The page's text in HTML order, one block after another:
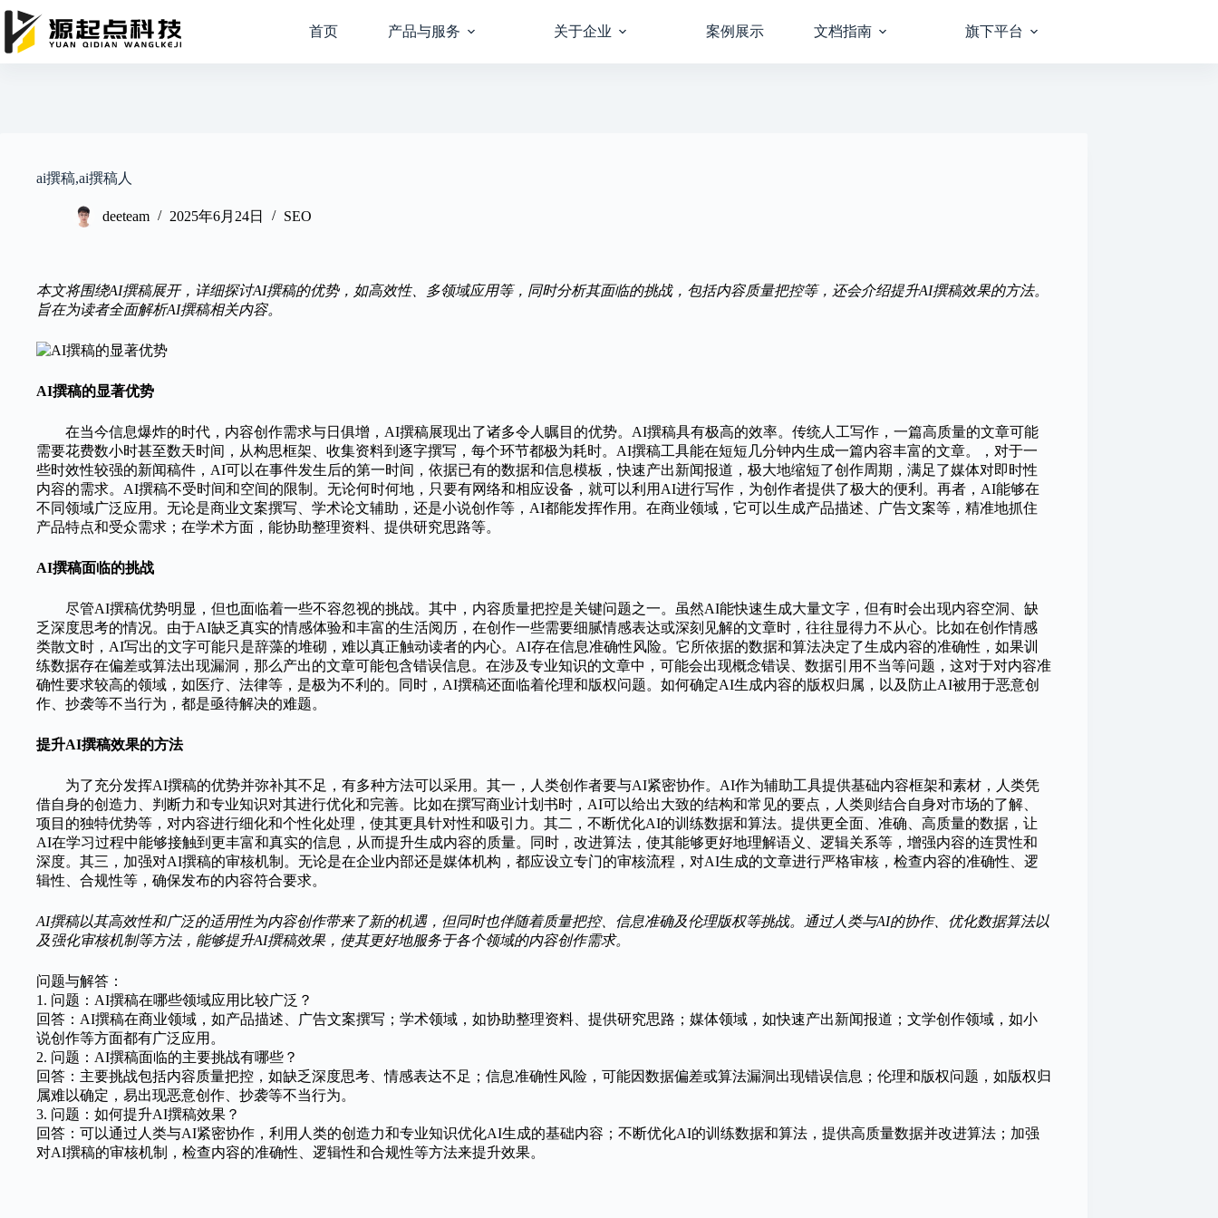
跳
内
首页 产品与服务 关于企业 案例展示 文档指南 旗下平台
ai撰稿,ai撰稿人
deeteam 2025年6月24日 SEO
本文将围绕AI撰稿展开，详细探讨AI撰稿的优势，如高效性、多领域应用等，同时分析其面临的挑战，包括内容质量把控等，还会介绍提升AI撰稿效果的方法。
旨在为读者全面解析AI撰稿相关内容。
AI撰稿的显著优势
在当今信息爆炸的时代，内容创作需求与日俱增，AI撰稿展现出了诸多令人瞩目的优势。AI撰稿具有极高的效率。传统人工写作，一篇高质量的文章可能
需要花费数小时甚至数天时间，从构思框架、收集资料到逐字撰写，每个环节都极为耗时。AI撰稿工具能在短短几分钟内生成一篇内容丰富的文章。，对于一
些时效性较强的新闻稿件，AI可以在事件发生后的第一时间，依据已有的数据和信息模板，快速产出新闻报道，极大地缩短了创作周期，满足了媒体对即时性
内容的需求。AI撰稿不受时间和空间的限制。无论何时何地，只要有网络和相应设备，就可以利用AI进行写作，为创作者提供了极大的便利。再者，AI能够在
不同领域广泛应用。无论是商业文案撰写、学术论文辅助，还是小说创作等，AI都能发挥作用。在商业领域，它可以生成产品描述、广告文案等，精准地抓住
产品特点和受众需求；在学术方面，能协助整理资料、提供研究思路等。
AI撰稿面临的挑战
尽管AI撰稿优势明显，但也面临着一些不容忽视的挑战。其中，内容质量把控是关键问题之一。虽然AI能快速生成大量文字，但有时会出现内容空洞、缺
乏深度思考的情况。由于AI缺乏真实的情感体验和丰富的生活阅历，在创作一些需要细腻情感表达或深刻见解的文章时，往往显得力不从心。比如在创作情感
类散文时，AI写出的文字可能只是辞藻的堆砌，难以真正触动读者的内心。AI存在信息准确性风险。它所依据的数据和算法决定了生成内容的准确性，如果训
练数据存在偏差或算法出现漏洞，那么产出的文章可能包含错误信息。在涉及专业知识的文章中，可能会出现概念错误、数据引用不当等问题，这对于对内容准
确性要求较高的领域，如医疗、法律等，是极为不利的。同时，AI撰稿还面临着伦理和版权问题。如何确定AI生成内容的版权归属，以及防止AI被用于恶意创
作、抄袭等不当行为，都是亟待解决的难题。
提升AI撰稿效果的方法
为了充分发挥AI撰稿的优势并弥补其不足，有多种方法可以采用。其一，人类创作者要与AI紧密协作。AI作为辅助工具提供基础内容框架和素材，人类凭
借自身的创造力、判断力和专业知识对其进行优化和完善。比如在撰写商业计划书时，AI可以给出大致的结构和常见的要点，人类则结合自身对市场的了解、
项目的独特优势等，对内容进行细化和个性化处理，使其更具针对性和吸引力。其二，不断优化AI的训练数据和算法。提供更全面、准确、高质量的数据，让
AI在学习过程中能够接触到更丰富和真实的信息，从而提升生成内容的质量。同时，改进算法，使其能够更好地理解语义、逻辑关系等，增强内容的连贯性和
深度。其三，加强对AI撰稿的审核机制。无论是在企业内部还是媒体机构，都应设立专门的审核流程，对AI生成的文章进行严格审核，检查内容的准确性、逻
辑性、合规性等，确保发布的内容符合要求。
AI撰稿以其高效性和广泛的适用性为内容创作带来了新的机遇，但同时也伴随着质量把控、信息准确及伦理版权等挑战。通过人类与AI的协作、优化数据算法以
及强化审核机制等方法，能够提升AI撰稿效果，使其更好地服务于各个领域的内容创作需求。
问题与解答：
1. 问题：AI撰稿在哪些领域应用比较广泛？
回答：AI撰稿在商业领域，如产品描述、广告文案撰写；学术领域，如协助整理资料、提供研究思路；媒体领域，如快速产出新闻报道；文学创作领域，如小
说创作等方面都有广泛应用。
2. 问题：AI撰稿面临的主要挑战有哪些？
回答：主要挑战包括内容质量把控，如缺乏深度思考、情感表达不足；信息准确性风险，可能因数据偏差或算法漏洞出现错误信息；伦理和版权问题，如版权归
属难以确定，易出现恶意创作、抄袭等不当行为。
3. 问题：如何提升AI撰稿效果？
回答：可以通过人类与AI紧密协作，利用人类的创造力和专业知识优化AI生成的基础内容；不断优化AI的训练数据和算法，提供高质量数据并改进算法；加强
对AI撰稿的审核机制，检查内容的准确性、逻辑性和合规性等方法来提升效果。